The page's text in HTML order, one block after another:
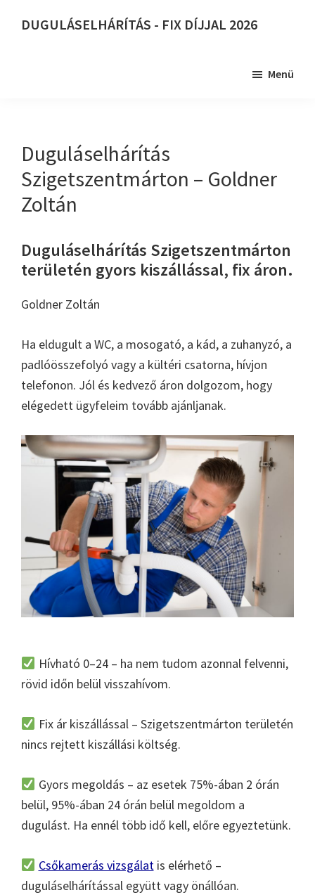
DUGULÁSELHÁRÍTÁS - FIX DÍJJAL 2026
Menü
Duguláselhárítás
Szigetszentmárton – Goldner
Zoltán
Duguláselhárítás Szigetszentmárton
területén gyors kiszállással, fix áron.
Goldner Zoltán
Ha eldugult a WC, a mosogató, a kád, a zuhanyzó, a
padlóösszefolyó vagy a kültéri csatorna, hívjon
telefonon. Jól és kedvező áron dolgozom, hogy
elégedett ügyfeleim tovább ajánljanak.
Hívható 0–24 – ha nem tudom azonnal felvenni,
rövid időn belül visszahívom.
Fix ár kiszállással – Szigetszentmárton területén
nincs rejtett kiszállási költség.
Gyors megoldás – az esetek 75%-ában 2 órán
belül, 95%-ában 24 órán belül megoldom a
dugulást. Ha ennél több idő kell, előre egyeztetünk.
Csőkamerás vizsgálatis elérhető –
duguláselhárítással együtt vagy önállóan.